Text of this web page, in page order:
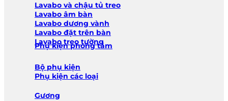
Lavabo và chậu tủ treo
Lavabo âm bàn
Lavabo dương vành
Lavabo đặt trên bàn
Lavabo treo tường
Phụ kiện phòng tắm
Bộ phụ kiện
Phụ kiện các loại
Gương